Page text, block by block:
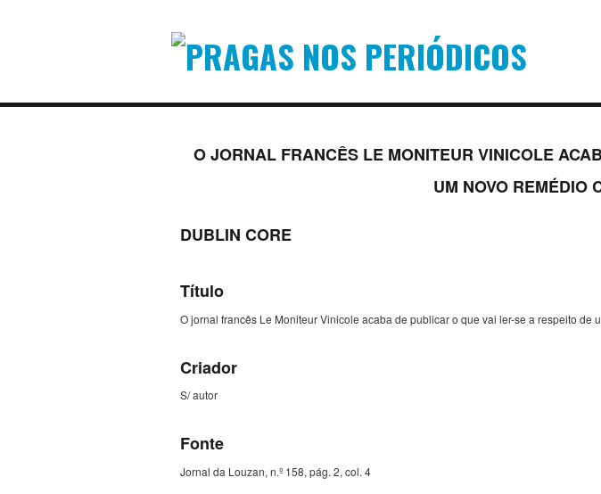
O JORNAL FRANCÊS LE MONITEUR VINICOLE
UM NOVO REMÉDIO
DUBLIN CORE
Título
O jornal francês Le Moniteur Vinicole acaba de publicar o que vai ler-se a respeito de
Criador
S/ autor
Fonte
Jornal da Louzan, n.º 158, pág. 2, col. 4